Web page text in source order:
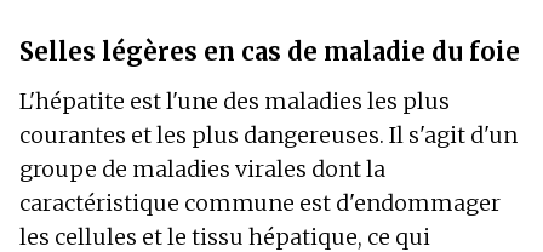
Selles légères en cas de maladie du foie
L'hépatite est l'une des maladies les plus
courantes et les plus dangereuses. Il s'agit d'un
groupe de maladies virales dont la
caractéristique commune est d'endommager
les cellules et le tissu hépatique, ce qui